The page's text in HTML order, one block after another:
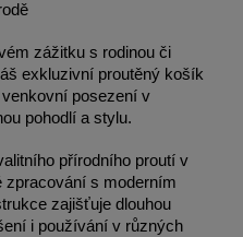
zážitku s rodinou či
exkluzivní proutěný košík
posezení v
pohodlí a stylu.
přírodního proutí v
zpracování s moderním
zajišťuje dlouhou
i používání v různých